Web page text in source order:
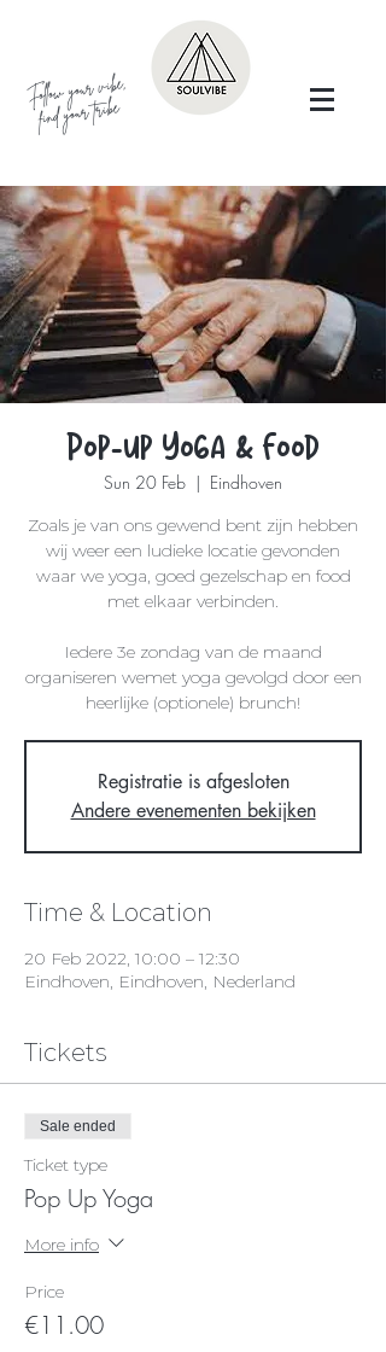
Follow your vibe,
find your tribe
Pop-up Yoga & Food
Sun 20 Feb
  |
Eindhoven
Zoals je van ons gewend bent zijn hebben
wij weer een ludieke locatie gevonden
waar we yoga, goed gezelschap en food
met elkaar verbinden.
Iedere 3e zondag van de maand
organiseren wemet yoga gevolgd door een
heerlijke (optionele) brunch!
Registratie is afgesloten
Andere evenementen bekijken
Time & Location
20 Feb 2022, 10:00 – 12:30
Eindhoven, Eindhoven, Nederland
Tickets
Sale ended
Ticket type
Pop Up Yoga
More info
Price
€11.00